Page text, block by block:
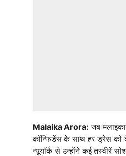
Malaika Arora: जब
कॉन्फिडेंस के साथ हर ड्रेस को
न्यूयॉर्क से उन्होंने कई तस्वीरें